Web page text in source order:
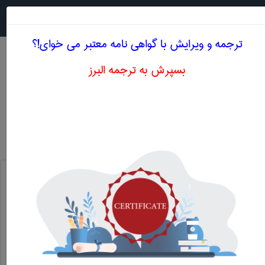
اصطلاحات تخصصی انگلیسی تربيت بدنی و علوم
قایق بادبان دار یا موتور دار
yaght
ترجمه و ویرایش با گواهی نامه معتبر می خوای!؟
بسپرش به ترجمه البرز